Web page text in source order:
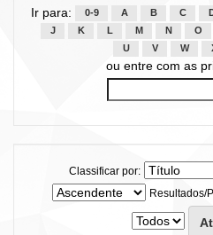
Ir para: 0-9 A B C
J
K L M N O
U
V W
ou entre com as
Classificar por:
Resultados/